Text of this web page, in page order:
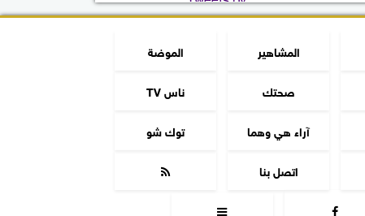
المشاهير
الموضة
صحتك
ناس TV
آراء هي وهما
توك شو
اتصل بنا


